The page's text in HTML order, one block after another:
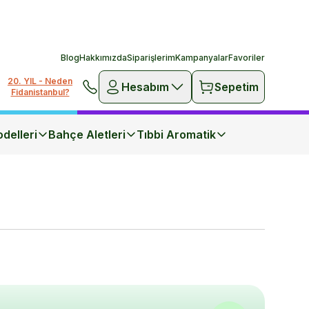
BlogHakkımızdaSiparişlerimKampanyalarFavoriler
20. YIL - Neden
Fidanistanbul?
Hesabım Sepetim
Bahçe Aletleri Tıbbi Aromatik